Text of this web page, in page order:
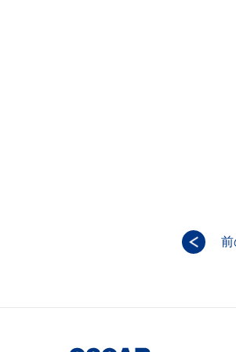
前